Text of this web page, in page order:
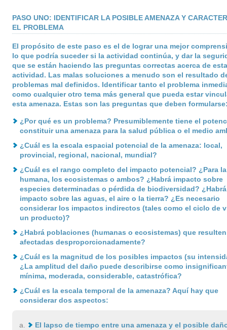
PASO UNO: IDENTIFICAR LA POSIBLE AMENAZA Y
EL PROBLEMA
El propósito de este paso es el de lograr una mejor
lo que podría suceder si la actividad continúa, y dar la
que se están haciendo las preguntas correctas acerca de esta
actividad. Las malas soluciones a menudo son el resultado
problemas mal definidos. Identificar tanto el problema
como cualquier otro tema más general que pueda estar
esta amenaza. Estas son las preguntas que deben
¿Por qué es un problema? Presumiblemente tiene el
constituir una amenaza para la salud pública o el medio
¿Cuál es la escala espacial potencial de la amenaza: local,
provincial, regional, nacional, mundial?
¿Cuál es el rango completo del impacto potencial? ¿Para
humana, los ecosistemas o ambos? ¿Habrá impacto sobre
especies determinadas o pérdida de biodiversidad? ¿Habrá
impacto sobre las aguas, el aire o la tierra? ¿Es necesario
considerar los impactos indirectos (tales como el ciclo de
un producto)?
¿Habrá poblaciones (humanas o ecosistemas) que resulten
afectadas desproporcionadamente?
¿Cuál es la magnitud de los posibles impactos (su
¿La amplitud del daño puede describirse como
mínima, moderada, considerable, catastrófica?
¿Cuál es la escala temporal de la amenaza? Aquí hay que
considerar dos aspectos:
El lapso de tiempo entre una amenaza y el posible